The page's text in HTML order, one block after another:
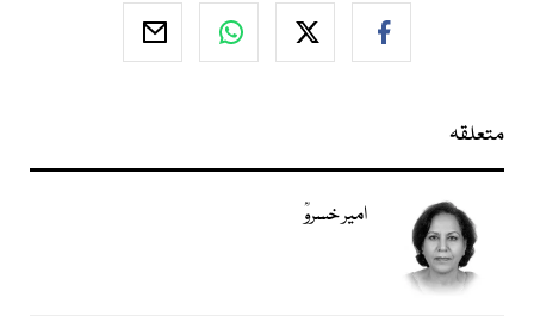
متعلقہ
امیر خسروؒ